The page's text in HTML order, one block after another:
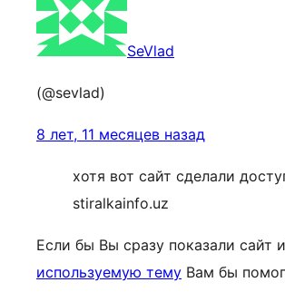
SeVlad
(@sevlad)
8 лет, 11 месяцев назад
хотя вот сайт сделали
stiralkainfo.uz
Если бы Вы сразу показали сайт
используемую тему Вам бы